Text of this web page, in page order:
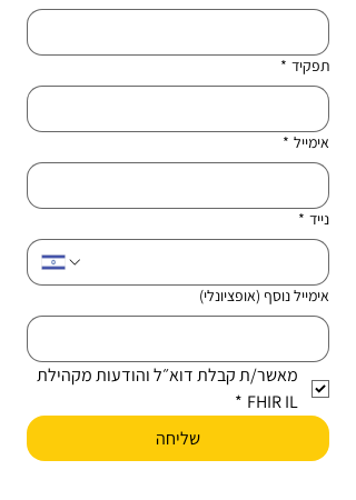
תפקיד *
אימייל *
נייד *
אימייל נוסף (אופציונלי)
FHIR IL
*
שליחה